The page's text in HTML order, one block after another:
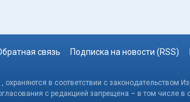
связь Подписка на новости (RSS)
в соответствии с законодательством
с редакцией запрещена – в том числе